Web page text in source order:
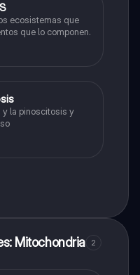
ecosistemas que
que lo componen.
y la pinoscitosis y
Mitochondria 2